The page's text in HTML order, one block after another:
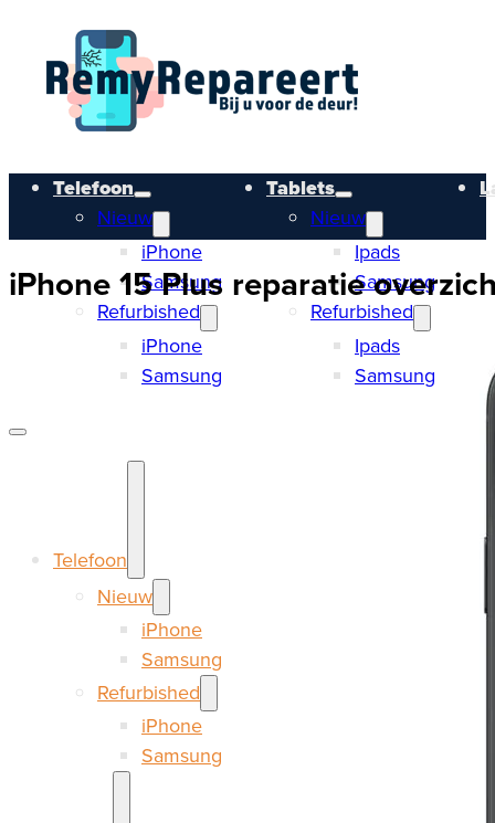
Telefoon
Nieuw
iPhone
Samsung
Refurbished
iPhone
Samsung
Tablets
Nieuw
Ipads
Samsung
Refurbished
Ipads
Samsung
Telefoon
Nieuw
iPhone
Samsung
Refurbished
iPhone
Samsung
iPhone 15 Plus reparatie